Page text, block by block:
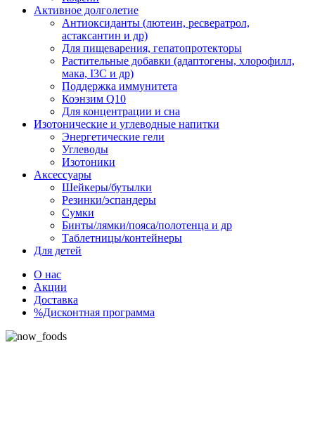
Активное долголетие
Антиоксиданты (лютеин, ресвератрол,
астаксантин и др)
Для пищеварения, гепатопротекторы
Растительные добавки (адаптогены, хлорофилл,
мака, I3C и др)
Поддержка иммунитета
Коэнзим Q10
Для концентрации и сна
Изотонические и углеводные напитки
Энергетические гели
Углеводы
Изотоники
Аксессуары
Шейкеры/бутылки
Резинки/эспандеры
Сумки
Бинты/лямки/пояса/полотенца и др
Таблетницы/контейнеры
Для детей
О нас
Акции
Доставка
%Дисконтная программа